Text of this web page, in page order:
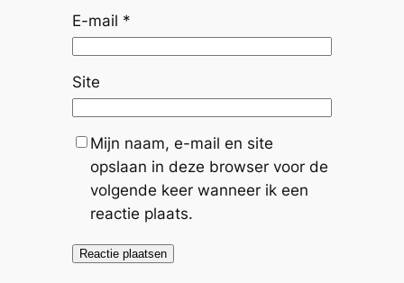
E-mail *
Site
Mijn naam, e-mail en site
opslaan in deze browser voor de
volgende keer wanneer ik een
reactie plaats.